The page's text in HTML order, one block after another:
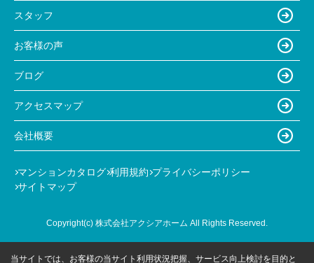
スタッフ
お客様の声
ブログ
アクセスマップ
会社概要
マンションカタログ 利用規約 プライバシーポリシー
サイトマップ
Copyright(c) 株式会社アクシアホーム All Rights Reserved.
当サイトでは、お客様の当サイト利用状況把握、サービス向上検討を目的と